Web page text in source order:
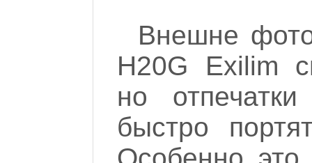
Внешне
H20G Exilim
но
быстро